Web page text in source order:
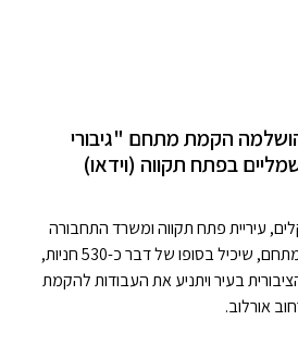
הקמת מתחם "גיבורי
בפתח תקווה (וידאו)
80 מיליון שקלים, עיריית פתח תקווה ומשרד התחבורה
חונכים דיפו חדש ומתקדם. המתחם, שיכיל בסופו של דבר כ-530 חניות,
בעיר ויתניע את העבודות להקמת
אורלוב.